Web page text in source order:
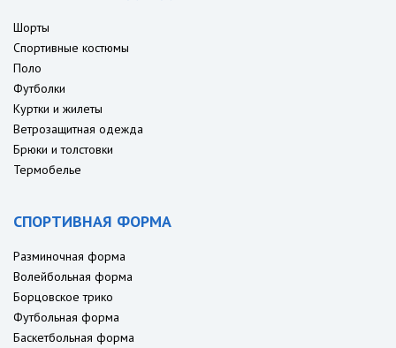
Шорты
Спортивные костюмы
Поло
Футболки
Куртки и жилеты
Ветрозащитная одежда
Брюки и толстовки
Термобелье
СПОРТИВНАЯ ФОРМА
Разминочная форма
Волейбольная форма
Борцовское трико
Футбольная форма
Баскетбольная форма